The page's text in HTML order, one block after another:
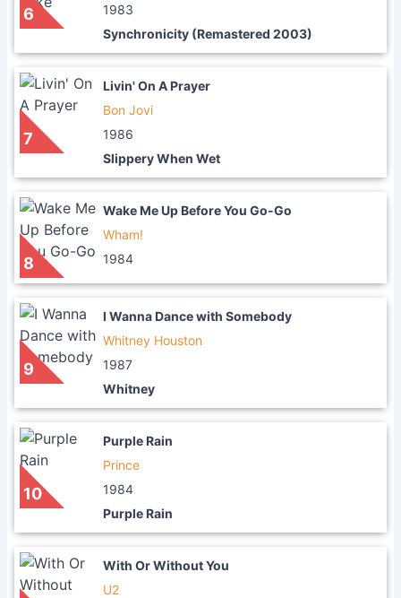
6
1983
Synchronicity (Remastered 2003)
7
Livin' On A Prayer
Bon Jovi
1986
Slippery When Wet
8
Wake Me Up Before You Go-Go
Wham!
1984
9
I Wanna Dance with Somebody
Whitney Houston
1987
Whitney
10
Purple Rain
Prince
1984
Purple Rain
With Or Without You
U2